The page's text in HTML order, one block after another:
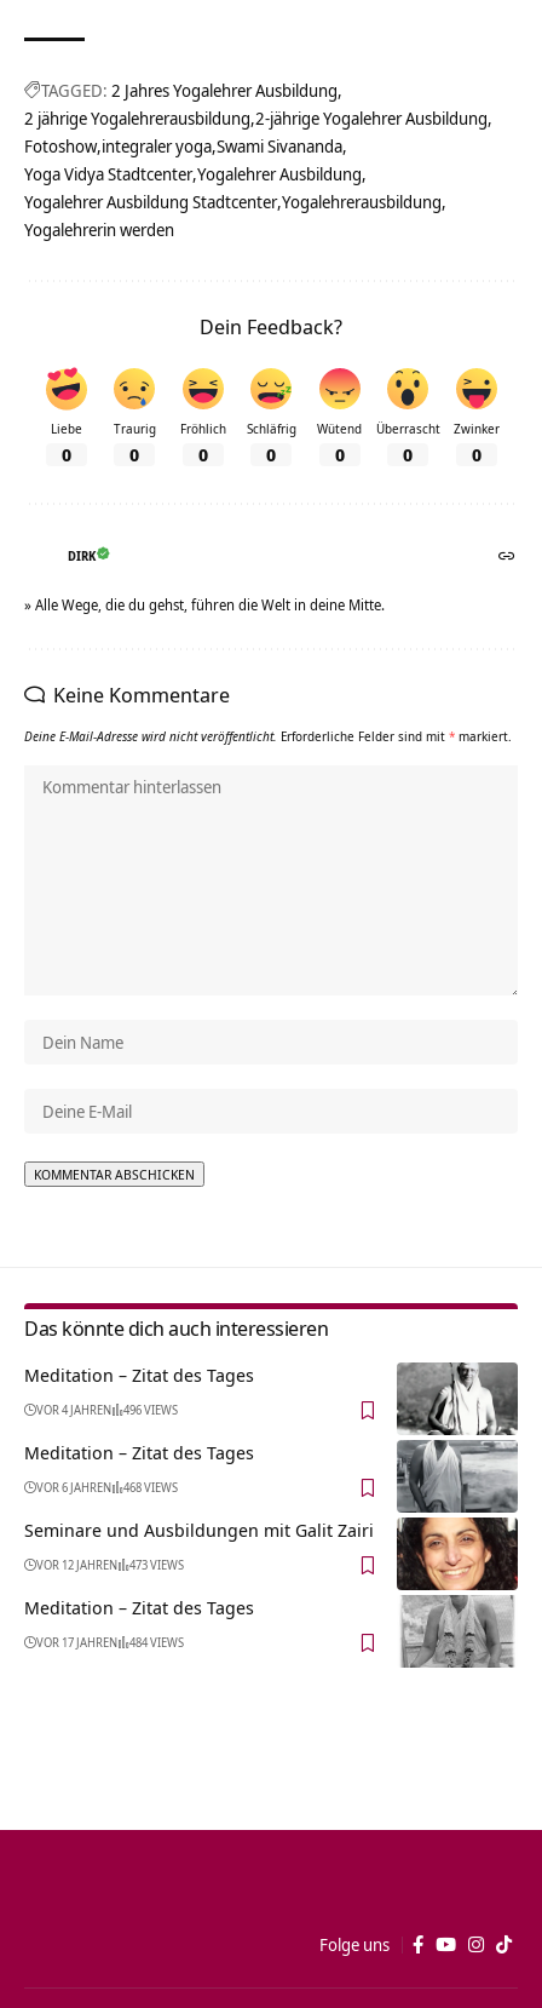
TAGGED: 2 Jahres Yogalehrer Ausbildung
2 jährige Yogalehrerausbildung 2-jährige Yogalehrer Ausbildung
Fotoshow integraler yoga Swami Sivananda
Yoga Vidya Stadtcenter Yogalehrer Ausbildung
Yogalehrer Ausbildung Stadtcenter Yogalehrerausbildung
Yogalehrerin werden
Dein Feedback?
Liebe
0
Traurig
0
Fröhlich
0
Schläfrig
0
Wütend
0
Überrascht
0
Zwinker
0
DIRK
» Alle Wege, die du gehst, führen die Welt in deine Mitte.
Keine Kommentare
Deine E-Mail-Adresse wird nicht veröffentlicht. Erforderliche Felder sind mit * markiert.
Das könnte dich auch interessieren
Meditation – Zitat des Tages
VOR 4 JAHREN 496 VIEWS
Meditation – Zitat des Tages
VOR 6 JAHREN 468 VIEWS
Seminare und Ausbildungen mit Galit Zairi
VOR 12 JAHREN 473 VIEWS
Meditation – Zitat des Tages
VOR 17 JAHREN 484 VIEWS
Folge uns